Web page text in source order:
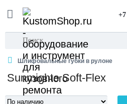
Шлифовальные губки в рулоне
Sunmighte Soft-Flex